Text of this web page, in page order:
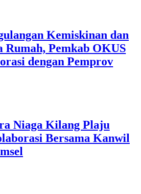
Kemiskinan dan
Rumah, Pemkab OKUS
dengan Pemprov
Niaga Kilang Plaju
Bersama Kanwil